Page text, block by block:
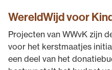
WereldWijd voor
Projecten van WWvK zijn
voor het kerstmaatjes
een deel van het